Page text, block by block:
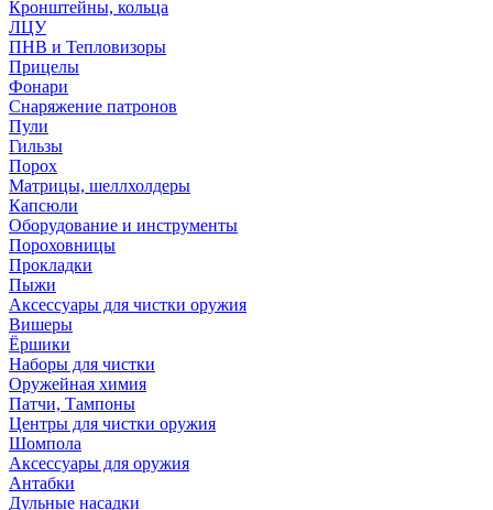
Кронштейны, кольца
ЛЦУ
ПНВ и Тепловизоры
Прицелы
Фонари
Снаряжение патронов
Пули
Гильзы
Порох
Матрицы, шеллхолдеры
Капсюли
Оборудование и инструменты
Пороховницы
Прокладки
Пыжи
Аксессуары для чистки оружия
Вишеры
Ёршики
Наборы для чистки
Оружейная химия
Патчи, Тампоны
Центры для чистки оружия
Шомпола
Аксессуары для оружия
Антабки
Дульные насадки